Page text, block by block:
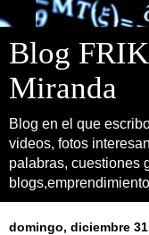
Blog
Miranda
Blog en el que
videos, fotos
palabras, cuestiones
domingo, diciembre